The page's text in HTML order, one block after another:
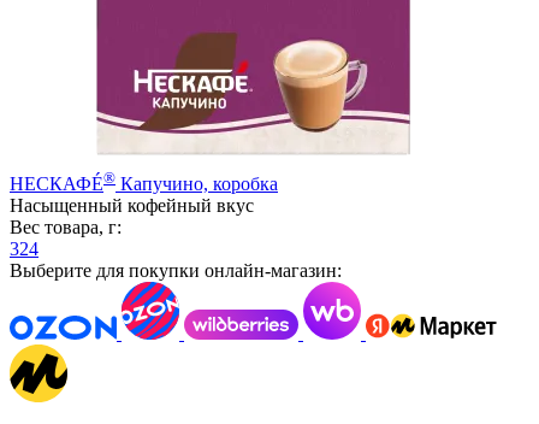
НЕСКАФÉ® Капучино, коробка
Насыщенный кофейный вкус
Вес товара, г:
324
Выберите для покупки онлайн-магазин: